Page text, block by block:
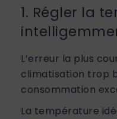
1. Régler la
L’erreur la plus
climatisation trop
consommation
La température